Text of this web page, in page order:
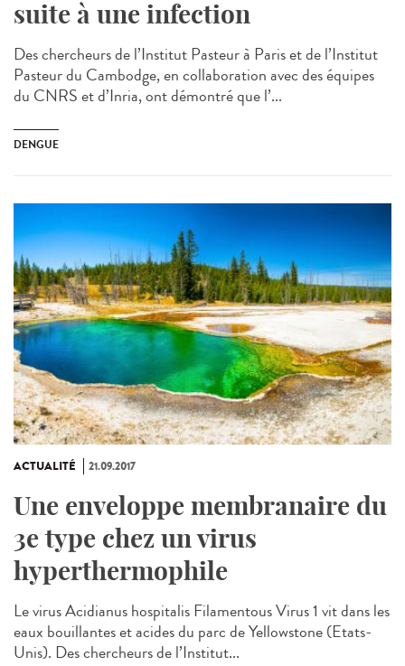
suite à une infection
Des chercheurs de l’Institut Pasteur à Paris et de l’Institut
Pasteur du Cambodge, en collaboration avec des équipes
du CNRS et d’Inria, ont démontré que l’...
DENGUE
ACTUALITÉ 21.09.2017
Une enveloppe membranaire du
3e type chez un virus
hyperthermophile
Le virus Acidianus hospitalis Filamentous Virus 1 vit dans les
eaux bouillantes et acides du parc de Yellowstone (Etats-
Unis). Des chercheurs de l’Institut...